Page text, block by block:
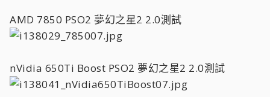
AMD 7850 PSO2 夢幻之星2 2.0測試
nVidia 650Ti Boost PSO2 夢幻之星2 2.0測試